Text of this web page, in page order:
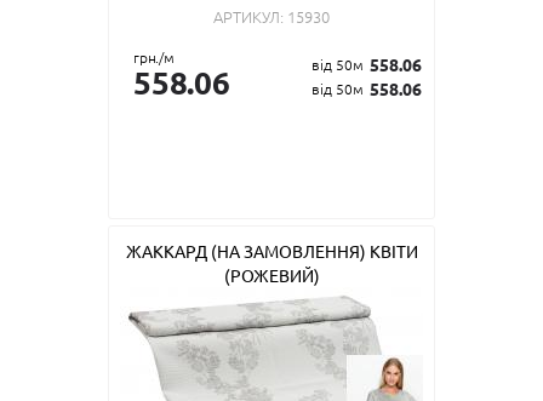
АРТИКУЛ: 15930
грн./м
558.06 від 50м 558.06
від 50м 558.06
ЖАККАРД (НА ЗАМОВЛЕННЯ) КВІТИ
(РОЖЕВИЙ)